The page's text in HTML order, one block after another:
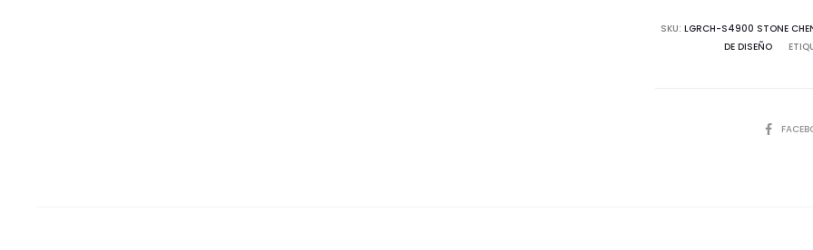
Stone
SKU: LGRCH-S4900 STONE
DE DISEÑO